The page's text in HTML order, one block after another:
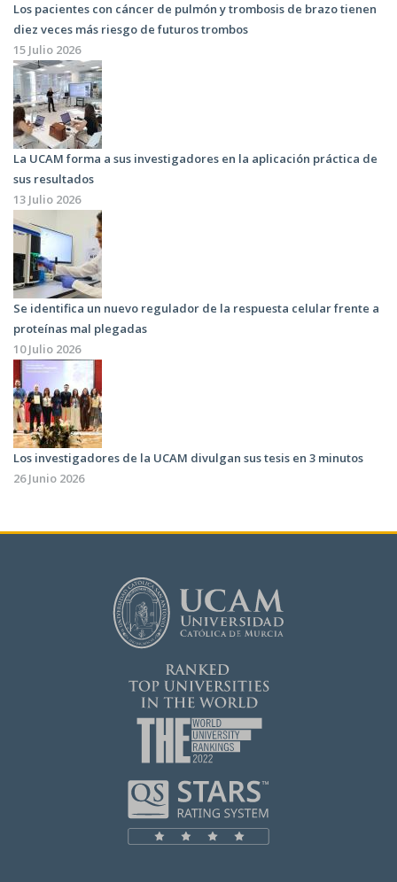
Los pacientes con cáncer de pulmón y trombosis de brazo tienen
diez veces más riesgo de futuros trombos
15 Julio 2026
La UCAM forma a sus investigadores en la aplicación práctica de
sus resultados
13 Julio 2026
Se identifica un nuevo regulador de la respuesta celular frente a
proteínas mal plegadas
10 Julio 2026
Los investigadores de la UCAM divulgan sus tesis en 3 minutos
26 Junio 2026